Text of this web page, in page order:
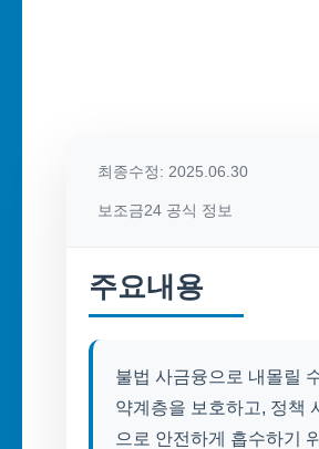
최종수정: 2025.06.30
보조금24 공식 정보
주요내용
불법 사금융으로 내몰릴
약계층을 보호하고, 정책
으로 안전하게 흡수하기